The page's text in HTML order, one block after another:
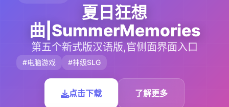
夏日狂想
曲|SummerMemories
第五个新式版汉语版,官侧面界面入口
#电脑游戏 #神级SLG
点击下载 了解更多